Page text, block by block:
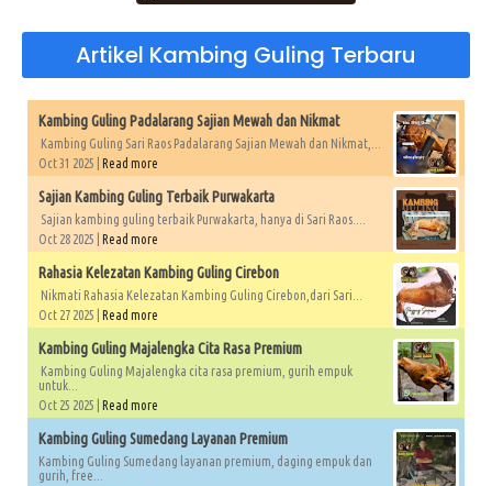
Artikel Kambing Guling Terbaru
Kambing Guling Padalarang Sajian Mewah dan Nikmat
Kambing Guling Sari Raos Padalarang Sajian Mewah dan Nikmat,...
Oct 31 2025 | Read more
Sajian Kambing Guling Terbaik Purwakarta
Sajian kambing guling terbaik Purwakarta, hanya di Sari Raos....
Oct 28 2025 | Read more
Rahasia Kelezatan Kambing Guling Cirebon
Nikmati Rahasia Kelezatan Kambing Guling Cirebon,dari Sari...
Oct 27 2025 | Read more
Kambing Guling Majalengka Cita Rasa Premium
Kambing Guling Majalengka cita rasa premium, gurih empuk
untuk...
Oct 25 2025 | Read more
Kambing Guling Sumedang Layanan Premium
Kambing Guling Sumedang layanan premium, daging empuk dan
gurih, free...